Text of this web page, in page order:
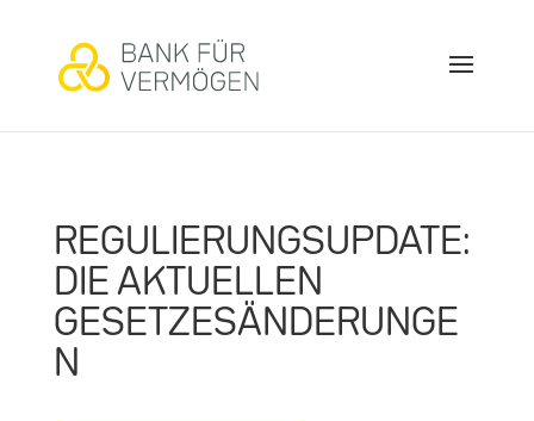
REGULIERUNGSUPDATE:
DIE AKTUELLEN
GESETZESÄNDERUNGE
N